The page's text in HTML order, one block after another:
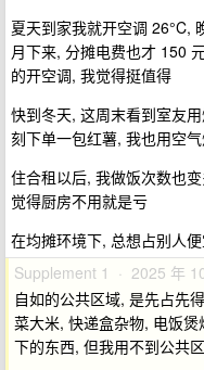
夏天到家我就开空调 26°C,
月下来, 分摊电费也才 150
的开空调, 我觉得挺值得
快到冬天, 这周末看到室友
刻下单一包红薯, 我也用空
住合租以后, 我做饭次数也
觉得厨房不用就是亏
在均摊环境下, 总想占别人
Supplement 1 · 2025 年
自如的公共区域, 是先占先
菜大米, 快递盒杂物, 电饭
下的东西, 但我用不到公共